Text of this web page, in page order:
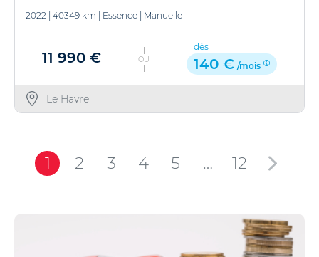
2022 40349 km Essence Manuelle
11 990 € OU
dès
140 € /mois
Le Havre
1 2 3 4 5 … 12